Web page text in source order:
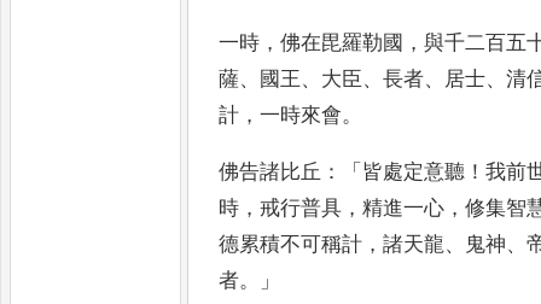
一時 ，佛在毘羅勒國 ，與千二百五
薩、 國王、 大臣 、長者、 居士、清
計 ，一時來會。
佛告諸比丘 ：「 皆處定意聽 ！我前
時 ，戒行普具 ，精進一心 ，修集智
德累積不可稱計 ，諸天龍、 鬼神、
者。」